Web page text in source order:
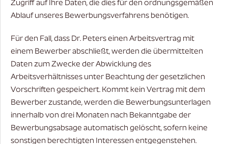
Zugriff auf Ihre Daten, die dies für den ordnungsgemäßen
Ablauf unseres Bewerbungsverfahrens benötigen.
Für den Fall, dass Dr. Peters einen Arbeitsvertrag mit
einem Bewerber abschließt, werden die übermittelten
Daten zum Zwecke der Abwicklung des
Arbeitsverhältnisses unter Beachtung der gesetzlichen
Vorschriften gespeichert. Kommt kein Vertrag mit dem
Bewerber zustande, werden die Bewerbungsunterlagen
innerhalb von drei Monaten nach Bekanntgabe der
Bewerbungsabsage automatisch gelöscht, sofern keine
sonstigen berechtigten Interessen entgegenstehen.